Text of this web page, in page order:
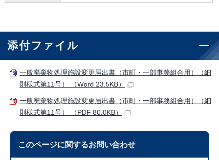
添付ファイル
一般廃棄物処理施設変更届出書（市町・一部事務組合用）（細
則様式第11号） （Word 23.5KB）
一般廃棄物処理施設変更届出書（市町・一部事務組合用）（細
則様式第11号） （PDF 80.0KB）
このページに関するお問い合わせ